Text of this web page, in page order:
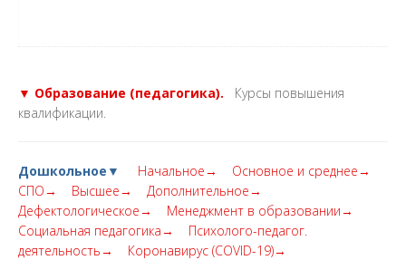
▼ Образование (педагогика).
Курсы повышения
квалификации.
Дошкольное▼ Начальное→
Основное и среднее→
СПО→
Высшее→
Дополнительное→
Дефектологическое→
Менеджмент в образовании→
Социальная педагогика→
Психолого-педагог.
деятельность→
Коронавирус (COVID-19)→